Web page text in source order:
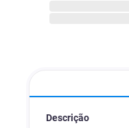
Descrição